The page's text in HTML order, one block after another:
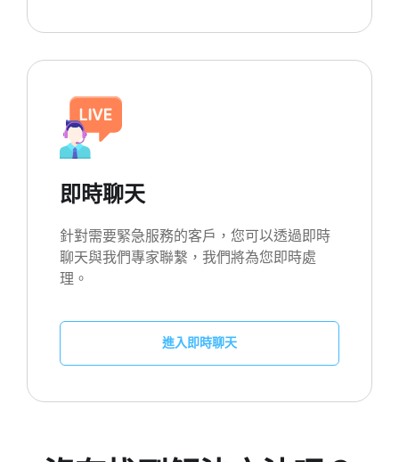
即時聊天
針對需要緊急服務的客戶，您可以透過即時
聊天與我們專家聯繫，我們將為您即時處
理。
進入即時聊天